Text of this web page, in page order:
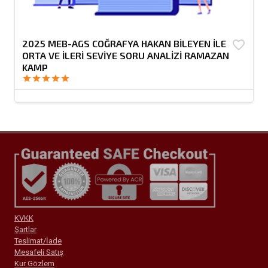
2025 MEB-AGS COĞRAFYA HAKAN BİLEYEN İLE
ORTA VE İLERİ SEVİYE SORU ANALİZİ RAMAZAN
KAMP
favorite_border
starstarstarstarstar
KVKK
Şartlar
Teslimat/İade
Mesafeli Satış
Kur Gözlem